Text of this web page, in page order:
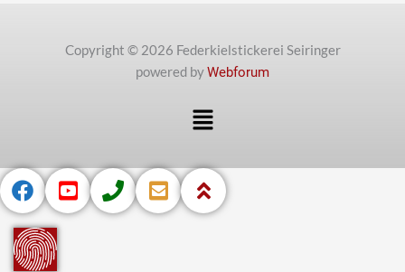
Copyright © 2026 Federkielstickerei Seiringer
powered byWebforum
Menü